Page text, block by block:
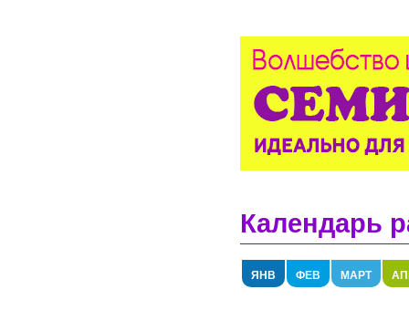
Календарь
ЯНВ ФЕВ МАРТ